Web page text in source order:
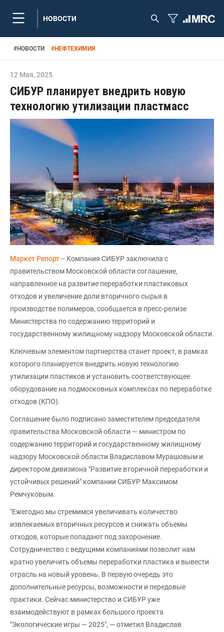
НОВОСТИ
#НОВОСТИ #НЕФТЕХИМИЯ
12 Мая, 2025
СИБУР планирует внедрить новую
технологию утилизации пластмасс
Маркет Репорт-- Компания СИБУР заключила с
правительством Московской области соглашение,
направленное на развитие переработки пластиковых
отходов и увеличение доли вторичного сырья в
производстве полимеров, сообщается в пресс-релизе
Министерства по содержанию территорий и
государственному жилищному надзору Московской области.
Ключевым элементом партнерства станет проект, в рамках
которого планируется внедрить новую технологию
утилизации пластиков и установить соответствующее
оборудование на подмосковных комплексах по переработке
отходов (КПО).
Соглашение было подписано заместителем председателя
правительства Московской области — министром по
содержанию территорий и государственному жилищному
надзору Московской области Владиславом Мурашовым и
директором дивизиона "Развитие вторичной переработки и
устойчивых решений" компании СИБУР Максимом
Ремчуковым.
"Ежегодно мы стремимся увеличивать количество
извлекаемых вторичных ресурсов и снижать объемы
отходов, которые попадают под захоронение.
Сотрудничество с ведущими компаниями позволит нам
кратно увеличить объемы переработки пластика и вывести
отрасль на новый уровень. В первую очередь это
дополнительные ресурсы, возможности и передовые
практики. Сейчас министерство и СИБУР уже
взаимодействуют в рамках большого проекта
"Экологические игры — 2025", — отметил Владислав